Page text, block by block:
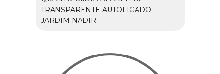
TRANSPARENTE AUTOLIGADO
JARDIM NADIR